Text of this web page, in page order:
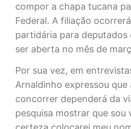
compor a chapa tucana
Federal. A filiação
partidária para deputados
ser aberta no mês de
Por sua vez, em
Arnaldinho expressou que
concorrer dependerá da
pesquisa mostrar que sou